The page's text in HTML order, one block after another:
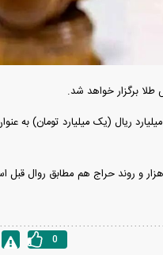
متقاضیان خرید شمش طلای مرکز مبادله ایران می‌توانستند با واریز مبلغ ۱۰
0